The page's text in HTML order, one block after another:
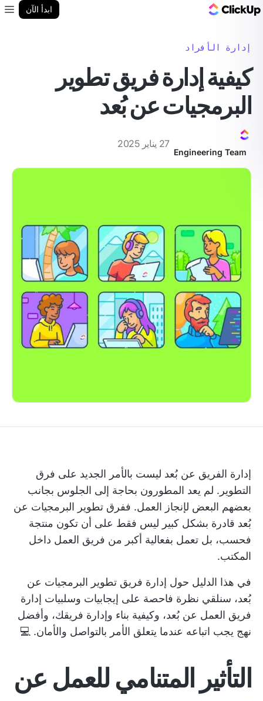
ابدأ الآن
إدارة الأفراد
كيفية إدارة فريق تطوير
البرمجيات عن بُعد
Engineering Team
27 يناير 2025
إدارة الفريق عن بُعد ليست بالأمر الجديد على فرق
التطوير. لم يعد المطورون بحاجة إلى الجلوس بجانب
بعضهم البعض لإنجاز العمل. ففرق تطوير البرمجيات عن
بُعد قادرة بشكل كبير ليس فقط على أن تكون منتجة
فحسب، بل تعمل بفعالية أكبر من فريق العمل داخل
المكتب.
في هذا الدليل حول إدارة فريق تطوير البرمجيات عن
بُعد، سنلقي نظرة فاحصة على إيجابيات وسلبيات إدارة
فريق العمل عن بُعد، وكيفية بناء وإدارة فريقك، وأفضل
نهج يجب اتباعه عندما يتعلق الأمر بالتواصل والأمان. 💻
التأثير المتنامي للعمل عن